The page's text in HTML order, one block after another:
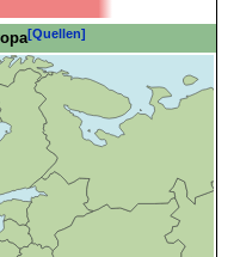
[Quellen]